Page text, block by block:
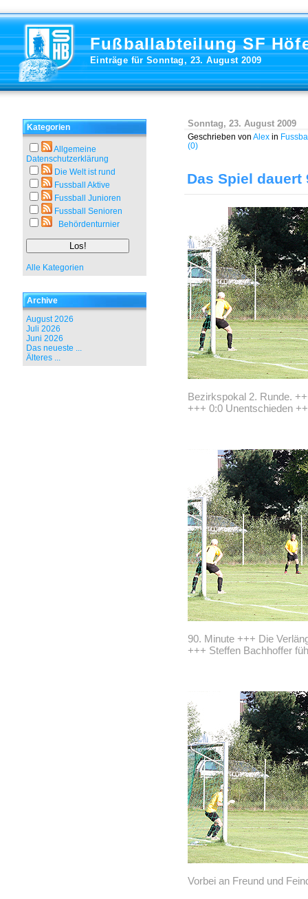
Fußballabteilung SF
Einträge für Sonntag, 23. August 2009
Kategorien
Allgemeine
Datenschutzerklärung
Die Welt ist rund
Fussball Aktive
Fussball Junioren
Fussball Senioren
Behördenturnier
Alle Kategorien
Archive
August 2026
Juli 2026
Juni 2026
Das neueste ...
Älteres ...
Sonntag, 23. August 2009
Geschrieben von Alex in
(0)
Das Spiel dauert
Bezirkspokal 2. Runde.
+++ 0:0 Unentschieden
90. Minute +++ Die
+++ Steffen Bachhoffer
Vorbei an Freund und